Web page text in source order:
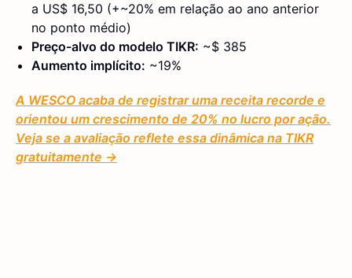
a US$ 16,50 (+~20% em relação ao ano anterior
no ponto médio)
Preço-alvo do modelo TIKR: ~$ 385
Aumento implícito: ~19%
A WESCO acaba de registrar uma receita recorde e
orientou um crescimento de 20% no lucro por ação.
Veja se a avaliação reflete essa dinâmica na TIKR
gratuitamente →